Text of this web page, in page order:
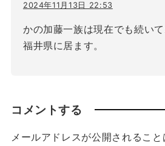
2024年11月13日 22:53
かの加藤一族は現在でも続い
福井県に居ます。
コメントする
メールアドレスが公開されること